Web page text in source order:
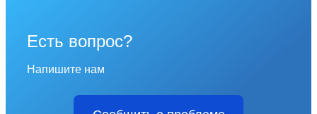
Есть вопрос?
Напишите нам